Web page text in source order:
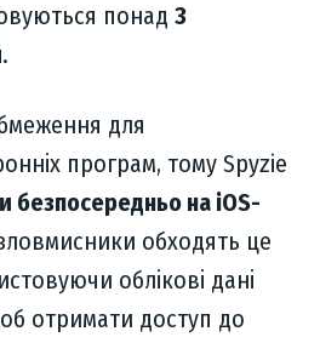
понад 3
.
для
програм, тому Spyzie
безпосередньо на iOS-
обходять це
облікові дані
отримати доступ до